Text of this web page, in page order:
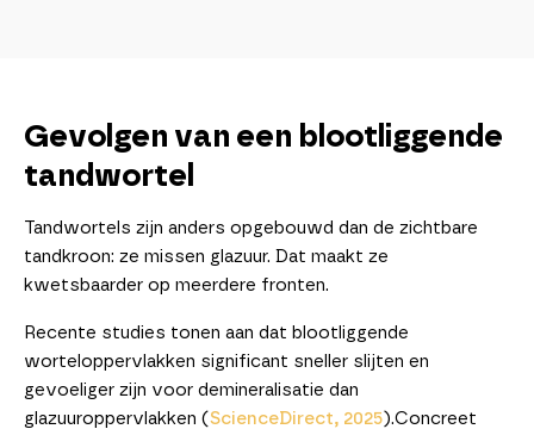
Gevolgen van een blootliggende
tandwortel
Tandwortels zijn anders opgebouwd dan de zichtbare
tandkroon: ze missen glazuur. Dat maakt ze
kwetsbaarder op meerdere fronten.
Recente studies tonen aan dat blootliggende
worteloppervlakken significant sneller slijten en
gevoeliger zijn voor demineralisatie dan
glazuuroppervlakken (ScienceDirect, 2025).Concreet